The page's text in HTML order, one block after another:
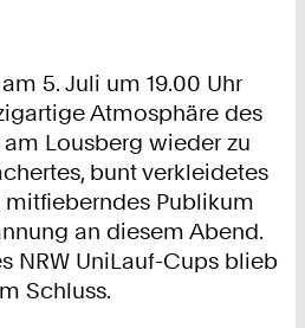
5. Juli um 19.00 Uhr
Atmosphäre des
Lousberg wieder zu
bunt verkleidetes
Publikum
an diesem Abend.
NRW UniLauf-Cups blieb
Schluss.